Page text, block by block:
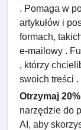
. Pomaga w
artykułów i
formach,
e-mailowy .
, którzy
swoich treści .
Otrzymaj
narzędzie do
AI, aby